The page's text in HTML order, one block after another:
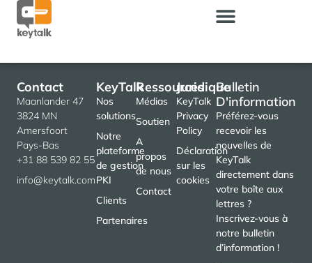
KeyTalk
Nos
solutions
Notre
plateforme
de gestion
PKI
Clients
Partenaires
Ressources
Médias
Soutien
A
propos
de nous
Contact
Juridique
KeyTalk
Privacy
Policy
Déclaration
sur les
cookies
Contact
Maanlander 47
3824 MN
Amersfoort
Pays-Bas
+31 88 539 82 55
info@keytalk.com
Bulletin
D'information
Préférez-vous
recevoir les
nouvelles de
KeyTalk
directement dans
votre boîte aux
lettres ?
Inscrivez-vous à
notre bulletin
d’information !